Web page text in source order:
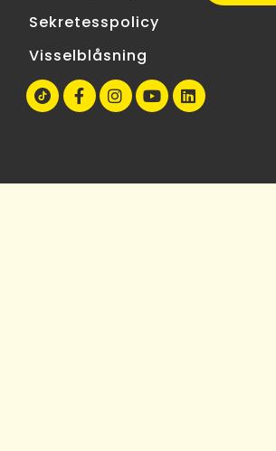
Sekretesspolicy
Visselblåsning